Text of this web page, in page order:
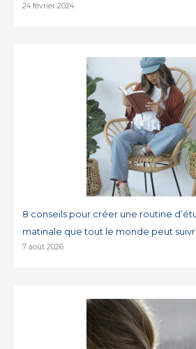
24 février 2024
8 conseils pour créer une routine
matinale que tout le monde peut
7 août 2026